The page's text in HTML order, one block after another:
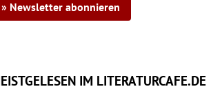
» Newsletter abonnieren
IM LITERATURCAFE.DE